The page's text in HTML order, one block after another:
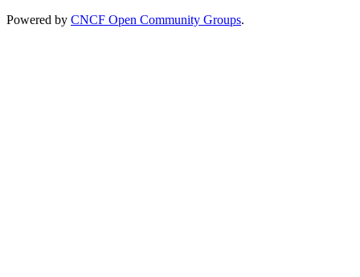
Powered by CNCF Open Community Groups.